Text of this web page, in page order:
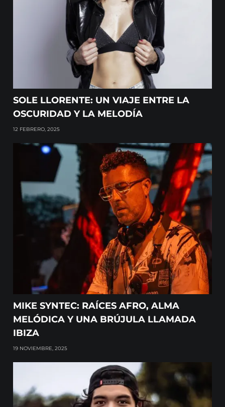
SOLE LLORENTE: UN VIAJE ENTRE LA
OSCURIDAD Y LA MELODÍA
12 FEBRERO, 2025
MIKE SYNTEC: RAÍCES AFRO, ALMA
MELÓDICA Y UNA BRÚJULA LLAMADA
IBIZA
19 NOVIEMBRE, 2025